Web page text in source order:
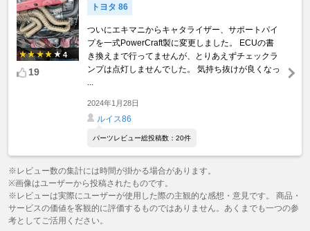
4
19
トヨタ 86
ついにエキマニからキャタライザー、サポートパイ
プを一式PowerCraft製に変更しました。 ECUの書
き換えまで行ってませんが、とりあえずチェックラ
ンプは点灯しませんでした。 気持ち抜けが良くなっ
...
2024年1月28日
ルイス86
パーツレビュー総投稿数：20件
※レビュー数の集計には時間が掛かる場合があります。
※画像はユーザーから投稿されたものです。
※レビューは実際にユーザーが使用した際の主観的な感想・意見です。 商品・
サービスの価値を客観的に評価するものではありません。あくまでも一つの参
考としてご活用ください。